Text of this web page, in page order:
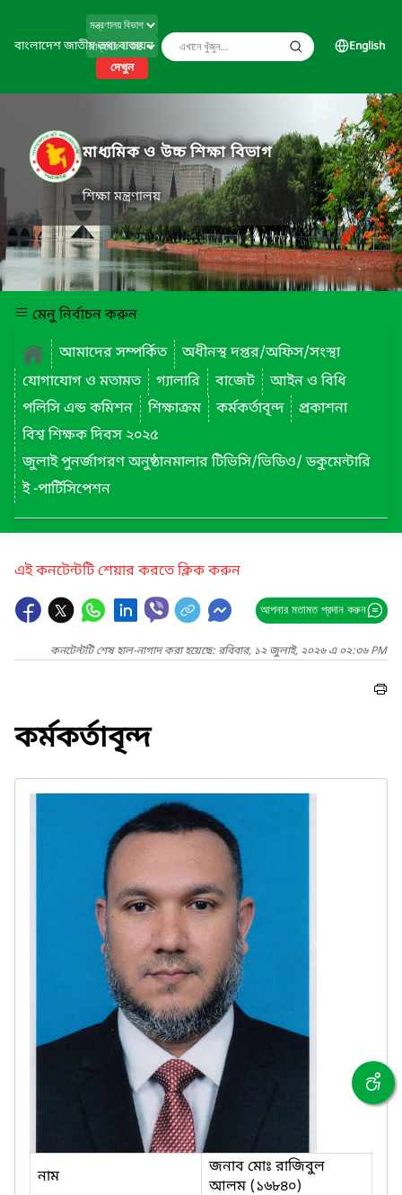
বাংলাদেশ জাতীয় তথ্য বাতায়ন
দেখুন
English
মাধ্যমিক ও উচ্চ শিক্ষা বিভাগ
শিক্ষা মন্ত্রণালয়
মেনু নির্বাচন করুন
আমাদের সম্পর্কিত
অধীনস্থ দপ্তর/অফিস/সংস্থা
যোগাযোগ ও মতামত
গ্যালারি বাজেট
আইন ও বিধি
পলিসি এন্ড কমিশন
শিক্ষাক্রম কর্মকর্তাবৃন্দ
প্রকাশনা
বিশ্ব শিক্ষক দিবস ২০২৫
জুলাই পুনর্জাগরণ অনুষ্ঠানমালার টিভিসি/ভিডিও/ ডকুমেন্টারি
ই -পার্টিসিপেশন
এই কনটেন্টটি শেয়ার করতে ক্লিক করুন
আপনার মতামত প্রদান করুন
কনটেন্টটি শেষ হাল-নাগাদ করা হয়েছে: রবিবার, ১২ জুলাই, ২০২৬ এ ০২:৩৬ PM
কর্মকর্তাবৃন্দ
নাম
জনাব মোঃ রাজিবুল
আলম (১৬৮৪০)